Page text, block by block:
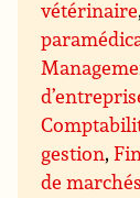
vétérinaire
gestion,
de marchés